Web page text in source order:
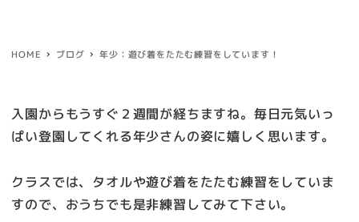
HOME ブログ 年少：遊び着をたたむ練習をしています！
入園からもうすぐ２週間が経ちますね。毎日元気いっ
ぱい登園してくれる年少さんの姿に嬉しく思います。
クラスでは、タオルや遊び着をたたむ練習をしていま
すので、おうちでも是非練習してみて下さい。